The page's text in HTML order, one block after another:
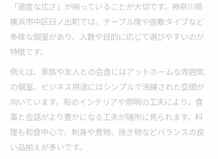
「適度な広さ」が揃っていることが大切です。神奈川県
横浜市中区日ノ出町では、テーブル席や座敷タイプなど
多様な個室があり、人数や目的に応じて選びやすいのが
特徴です。
例えば、家族や友人との会食にはアットホームな雰囲気
の個室、ビジネス用途にはシンプルで洗練された空間が
向いています。和のインテリアや照明の工夫により、食
事と会話がより豊かになる工夫が随所に見られます。料
理も和食中心で、刺身や煮物、焼き物などバランスの良
い品揃えが多いです。